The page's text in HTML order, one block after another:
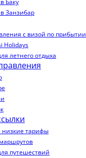
Баку
Занзибар
с визой по прибытии
Holidays
летнего отдыха
тарифы
путешествий